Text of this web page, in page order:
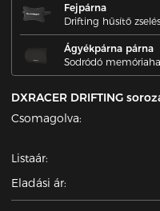
Fejpárna
Drifting hűsítő
Ágyékpárna párna
Sodródó
DXRACER DRIFTING
Csomagolva:
Listaár:
Eladási ár: